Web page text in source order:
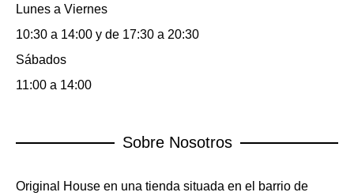
Lunes a Viernes
10:30 a 14:00 y de 17:30 a 20:30
Sábados
11:00 a 14:00
Sobre Nosotros
Original House en una tienda situada en el barrio de